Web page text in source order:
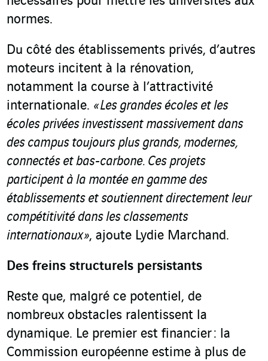
normes.
Du côté des établissements privés, d’autres
moteurs incitent à la rénovation,
notamment la course à l’attractivité
internationale. « Les grandes écoles et les
écoles privées investissent massivement dans
des campus toujours plus grands, modernes,
connectés et bas-carbone. Ces projets
participent à la montée en gamme des
établissements et soutiennent directement leur
compétitivité dans les classements
internationaux », ajoute Lydie Marchand.
Des freins structurels persistants
Reste que, malgré ce potentiel, de
nombreux obstacles ralentissent la
dynamique. Le premier est financier : la
Commission européenne estime à plus de